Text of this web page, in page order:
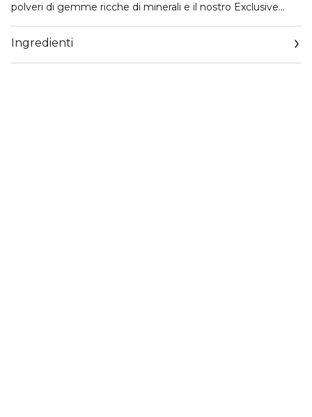
polveri di gemme ricche di minerali e il nostro Exclusive
questo esfoliante leviga delicatamente e perfeziona la pelle
rimuovendo le impurità che spengono l'incarnato.
Ingredienti